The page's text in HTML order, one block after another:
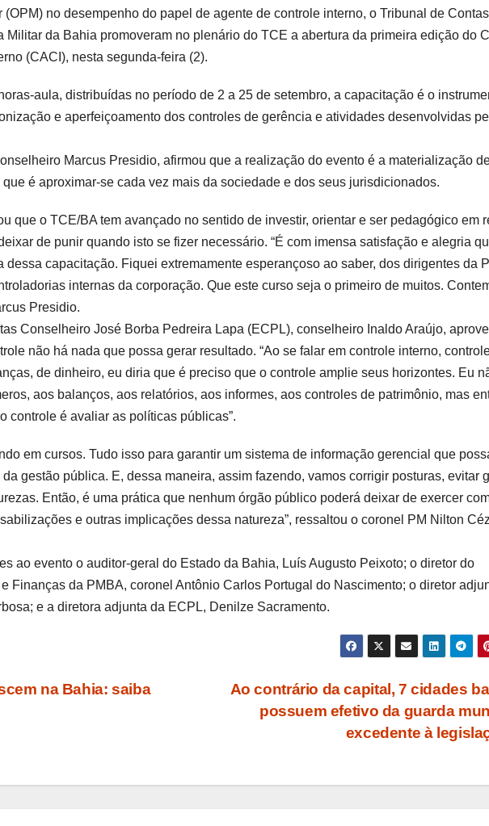
no desempenho do papel de agente de controle interno, o Tribunal de
Militar da Bahia promoveram no plenário do TCE a abertura da primeira edição do
(CACI), nesta segunda-feira (2).
aula, distribuídas no período de 2 a 25 de setembro, a capacitação é o
e aperfeiçoamento dos controles de gerência e atividades desenvolvidas
Marcus Presidio, afirmou que a realização do evento é a materialização
é aproximar-se cada vez mais da sociedade e dos seus jurisdicionados.
que o TCE/BA tem avançado no sentido de investir, orientar e ser pedagógico em
de punir quando isto se fizer necessário. “É com imensa satisfação e alegria
dessa capacitação. Fiquei extremamente esperançoso ao saber, dos dirigentes da
internas da corporação. Que este curso seja o primeiro de muitos.
Presidio.
Conselheiro José Borba Pedreira Lapa (ECPL), conselheiro Inaldo Araújo,
não há nada que possa gerar resultado. “Ao se falar em controle interno,
de dinheiro, eu diria que é preciso que o controle amplie seus horizontes. Eu
aos balanços, aos relatórios, aos informes, aos controles de patrimônio, mas
controle é avaliar as políticas públicas”.
em cursos. Tudo isso para garantir um sistema de informação gerencial que
gestão pública. E, dessa maneira, assim fazendo, vamos corrigir posturas, evitar
Então, é uma prática que nenhum órgão público poderá deixar de exercer
e outras implicações dessa natureza”, ressaltou o coronel PM Nilton
ao evento o auditor-geral do Estado da Bahia, Luís Augusto Peixoto; o diretor do
Finanças da PMBA, coronel Antônio Carlos Portugal do Nascimento; o diretor
e a diretora adjunta da ECPL, Denilze Sacramento.
Ao contrário da capital, 7 cidades
possuem efetivo da guarda
excedente à
na Bahia: saiba